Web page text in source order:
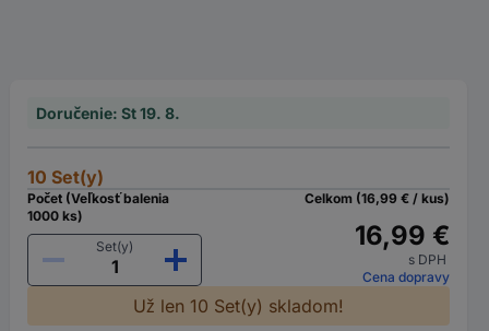
Doručenie: St 19. 8.
10 Set(y)
Počet (Veľkosť balenia
1000 ks)
Set(y)
Celkom (16,99 € / kus)
16,99 €
s DPH
Cena dopravy
Už len 10 Set(y) skladom!